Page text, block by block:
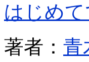
はじめ
著者： 青